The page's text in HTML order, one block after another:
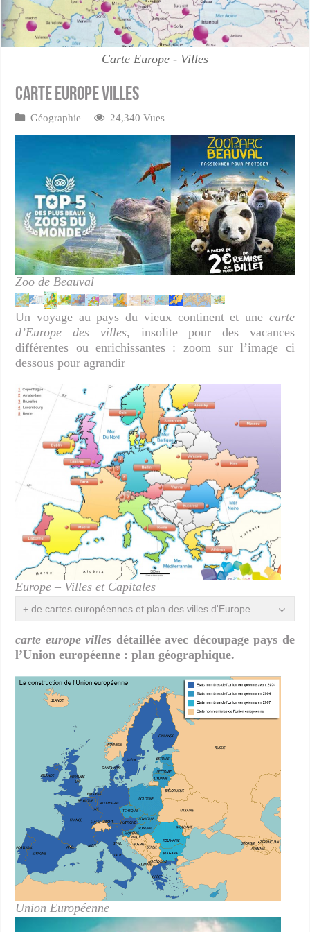
Carte Europe - Villes
Carte Europe Villes
Géographie 24,340 Vues
Zoo de Beauval
Un voyage au pays du vieux continent et une carte
d’Europe des villes, insolite pour des vacances
différentes ou enrichissantes : zoom sur l’image ci
dessous pour agrandir
Europe – Villes et Capitales
+ de cartes européennes et plan des villes d'Europe
carte europe villes détaillée avec découpage pays de
l’Union européenne : plan géographique.
Union Européenne